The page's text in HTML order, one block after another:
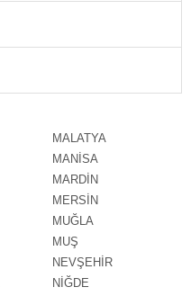
MALATYA
MANİSA
MARDİN
MERSİN
MUĞLA
MUŞ
NEVŞEHİR
NİĞDE